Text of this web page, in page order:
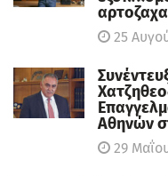
25
Αθηνών
29